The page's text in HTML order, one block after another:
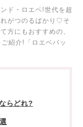
ド・ロエベ!世代を超
がつのるばかり♡そ
方にもおすすめの、
紹介!「ロエベバッ
らどれ?